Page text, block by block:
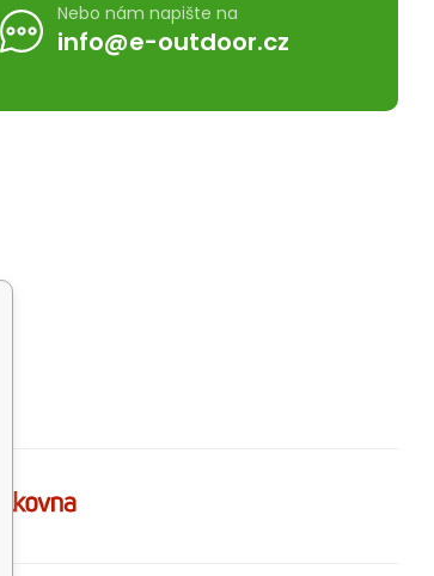
Nebo nám napište na
info@e-outdoor.cz